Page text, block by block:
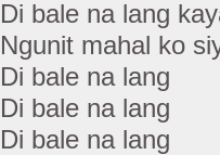
Di bale na lang
Ngunit mahal ko
Di bale na lang
Di bale na lang
Di bale na lang